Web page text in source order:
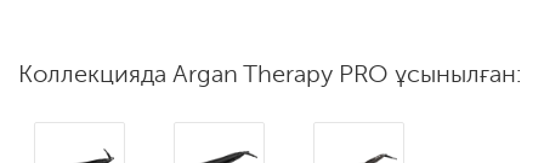
Коллекцияда Argan Therapy PRO ұсынылған: